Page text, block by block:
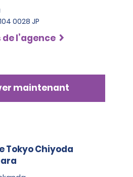
0028 JP
l’agence
maintenant
Tokyo Chiyoda